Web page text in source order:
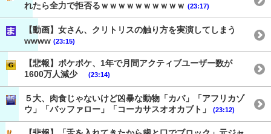
れたら全力で拒否るｗｗｗｗｗｗｗｗｗｗ (23:17)
【動画】女さん、クリトリスの触り方を実演してしまう
wwww (23:15)
【悲報】ポケポケ、1年で月間アクティブユーザー数が
1600万人減少
(23:14)
５大、肉食じゃないけど凶暴な動物「カバ」「アフリカゾ
ウ」「バッファロー」「コーカサスオオカブト」
(23:12)